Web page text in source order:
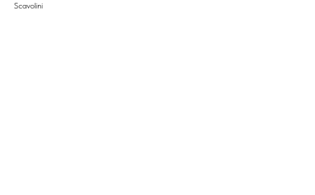
Scavolini